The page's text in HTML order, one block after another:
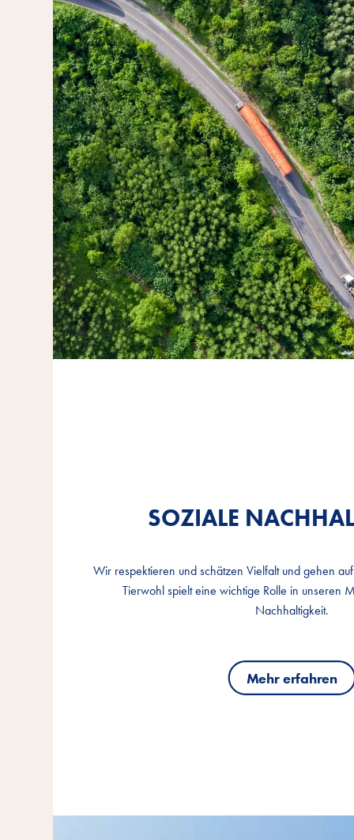
SOZIALE
Wir respektieren und schätzen Vielfalt und gehen
Tierwohl spielt eine wichtige Rolle in unseren
Nachhaltigkeit.
Mehr erfahren
SOZIALE
Wir respektieren und schätzen Vielfalt und gehen
Tierwohl spielt eine wichtige Rolle in unseren
Nachhaltigkeit.
Mehr erfahren
SOZIALE
Wir respektieren und schätzen Vielfalt und gehen
Tierwohl spielt eine wichtige Rolle in unseren
Nachhaltigkeit.
Mehr erfahren